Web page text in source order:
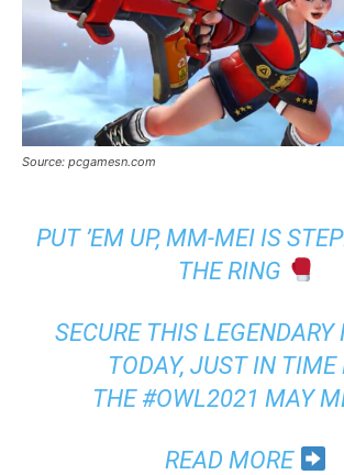
Source: pcgamesn.com
PUT ’EM UP, MM-MEI IS
THE RING
SECURE THIS
TODAY, JUST IN TIME
THE #OWL2021 MAY
READ MORE